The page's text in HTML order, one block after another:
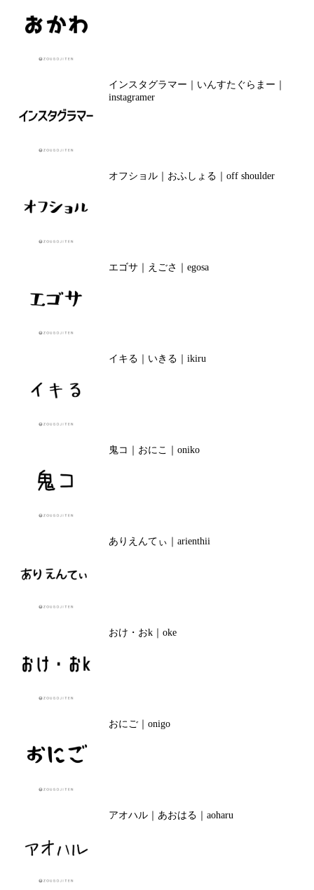
インスタグラマー｜いんすたぐらまー｜
instagramer
オフショル｜おふしょる｜off shoulder
エゴサ｜えごさ｜egosa
イキる｜いきる｜ikiru
鬼コ｜おにこ｜oniko
ありえんてぃ｜arienthii
おけ・おk｜oke
おにご｜onigo
アオハル｜あおはる｜aoharu